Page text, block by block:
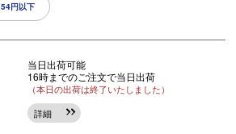
54円以下
当日出荷可能
16時までのご注文で当日出荷
（本日の出荷は終了いたしました）
詳細